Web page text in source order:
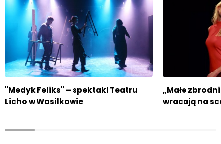
"Medyk Feliks" – spektakl Teatru
Licho w Wasilkowie
„Małe
wracają na